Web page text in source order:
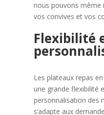
nous pouvons
vos convives et vos
Flexibilité
Les plateaux repas
une grande flexibilité
personnalisation des
s’adapte aux